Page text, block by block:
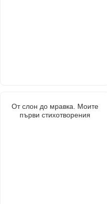
От слон до мравка. Моите
първи стихотворения